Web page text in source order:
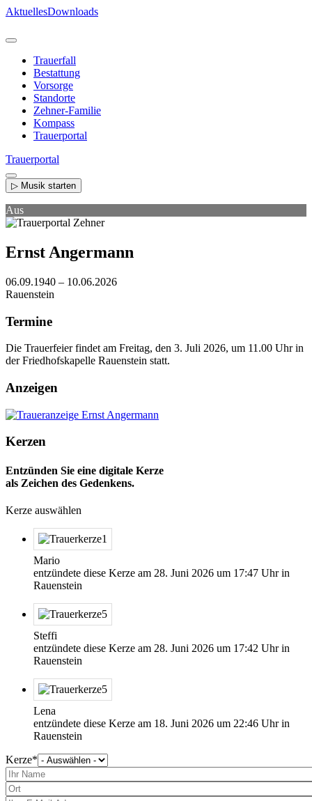
Direkt
Inhalt
AktuellesDownloads
Trauerfall
Bestattung
Vorsorge
Standorte
Zehner-Familie
Kompass
Trauerportal
Trauerportal
▷ Musik starten
Aus
Ernst Angermann
06.09.1940 – 10.06.2026
Rauenstein
Termine
Die Trauerfeier findet am Freitag, den 3. Juli 2026, um 11.00 Uhr in
der Friedhofskapelle Rauenstein statt.
Anzeigen
Kerzen
Entzünden Sie eine digitale Kerze
als Zeichen des Gedenkens.
Kerze auswählen
Mario
entzündete diese Kerze am 28. Juni 2026 um 17:47 Uhr in
Rauenstein
Steffi
entzündete diese Kerze am 28. Juni 2026 um 17:42 Uhr in
Rauenstein
Lena
entzündete diese Kerze am 18. Juni 2026 um 22:46 Uhr in
Rauenstein
Kerze
wählen
Sie